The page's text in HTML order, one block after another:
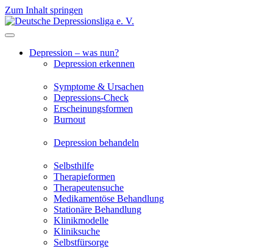
Zum Inhalt springen
Depression – was nun?
Depression erkennen
Symptome & Ursachen
Depressions-Check
Erscheinungsformen
Burnout
Depression behandeln
Selbsthilfe
Therapieformen
Therapeutensuche
Medikamentöse Behandlung
Stationäre Behandlung
Klinikmodelle
Kliniksuche
Selbstfürsorge